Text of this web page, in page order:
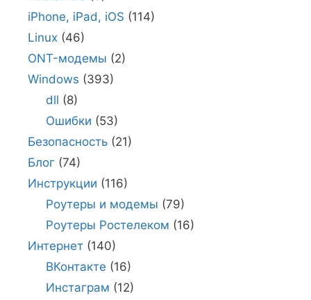
iPhone, iPad, iOS (114)
Linux (46)
ONT-модемы (2)
Windows (393)
dll (8)
Ошибки (53)
Безопасность (21)
Блог (74)
Инструкции (116)
Роутеры и модемы (79)
Роутеры Ростелеком (16)
Интернет (140)
ВКонтакте (16)
Инстаграм (12)